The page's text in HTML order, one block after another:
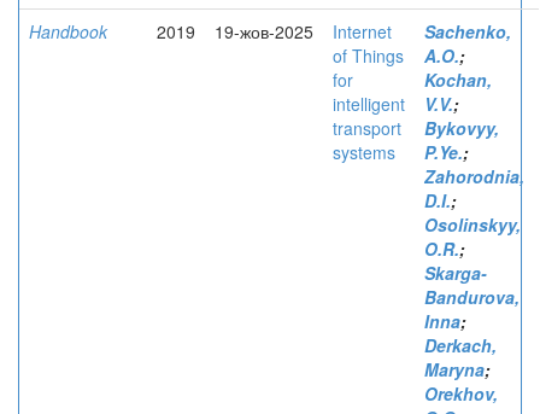
Handbook 2019 19-жов-2025
Internet
of Things
for
intelligent
transport
systems
Sachenko,
A.O.;
Kochan,
V.V.;
Bykovyy,
P.Ye.;
Zahorodnia,
D.I.;
Osolinskyy,
O.R.;
Skarga-
Bandurova,
Inna;
Derkach,
Maryna;
Orekhov,